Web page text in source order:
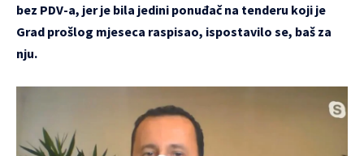
bez PDV-a, jer je bila jedini ponuđač na tenderu koji je
Grad prošlog mjeseca raspisao, ispostavilo se, baš za
nju.